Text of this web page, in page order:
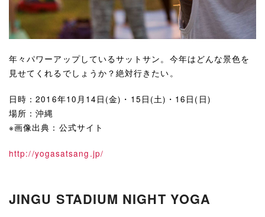
年々パワーアップしているサットサン。今年はどんな景色を
見せてくれるでしょうか？絶対行きたい。
日時：2016年10月14日(金)・15日(土)・16日(日)
場所：沖縄
※画像出典：公式サイト
http://yogasatsang.jp/
JINGU STADIUM NIGHT YOGA